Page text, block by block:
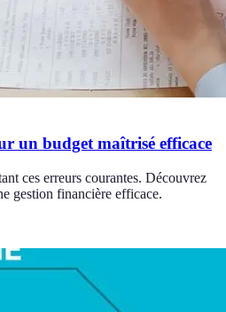
un budget maîtrisé efficace
ces erreurs courantes. Découvrez
gestion financière efficace.